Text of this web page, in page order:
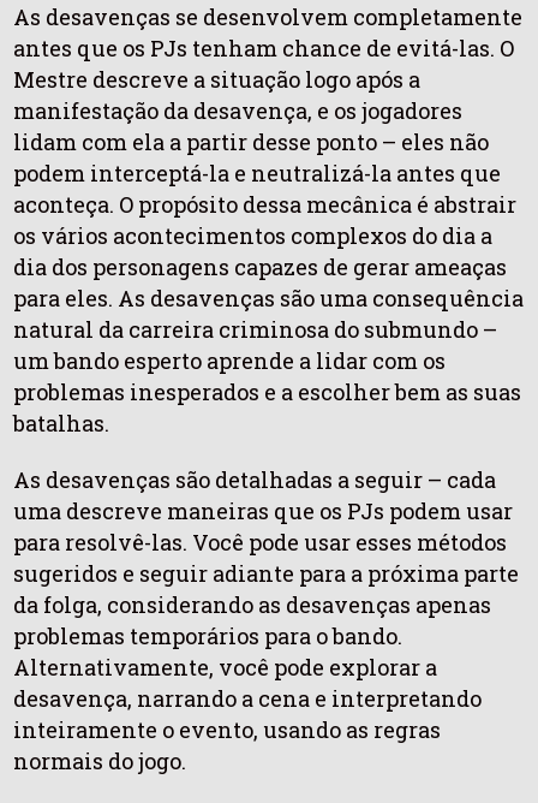
As desavenças se desenvolvem completamente
antes que os PJs tenham chance de evitá-las. O
Mestre descreve a situação logo após a
manifestação da desavença, e os jogadores
lidam com ela a partir desse ponto – eles não
podem interceptá-la e neutralizá-la antes que
aconteça. O propósito dessa mecânica é abstrair
os vários acontecimentos complexos do dia a
dia dos personagens capazes de gerar ameaças
para eles. As desavenças são uma consequência
natural da carreira criminosa do submundo –
um bando esperto aprende a lidar com os
problemas inesperados e a escolher bem as suas
batalhas.
As desavenças são detalhadas a seguir – cada
uma descreve maneiras que os PJs podem usar
para resolvê-las. Você pode usar esses métodos
sugeridos e seguir adiante para a próxima parte
da folga, considerando as desavenças apenas
problemas temporários para o bando.
Alternativamente, você pode explorar a
desavença, narrando a cena e interpretando
inteiramente o evento, usando as regras
normais do jogo.